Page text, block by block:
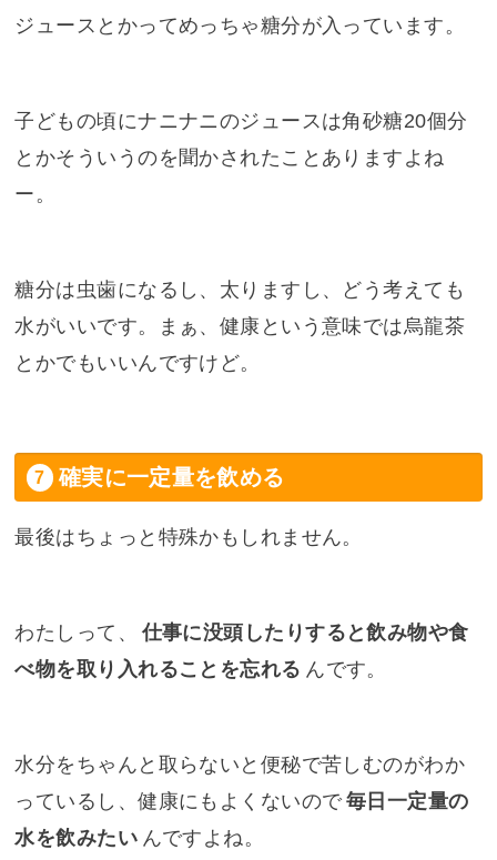
ジュースとかってめっちゃ糖分が入っています。
子どもの頃にナニナニのジュースは角砂糖20個分
とかそういうのを聞かされたことありますよね
ー。
糖分は虫歯になるし、太りますし、どう考えても
水がいいです。まぁ、健康という意味では烏龍茶
とかでもいいんですけど。
確実に一定量を飲める
最後はちょっと特殊かもしれません。
わたしって、
仕事に没頭したりすると飲み物や食
べ物を取り入れることを忘れる んです。
水分をちゃんと取らないと便秘で苦しむのがわか
っているし、健康にもよくないので毎日一定量の
水を飲みたい んですよね。